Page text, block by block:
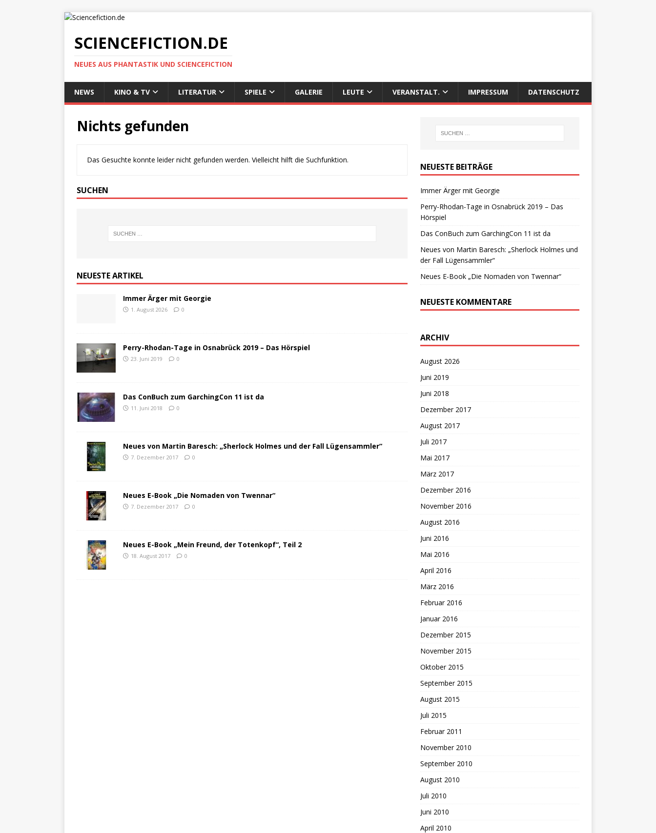
SCIENCEFICTION.DE
NEUES AUS PHANTASTIK UND SCIENCEFICTION
NEWS KINO & TV LITERATUR SPIELE GALERIE LEUTE VERANSTALT. IMPRESSUM DATENSCHUTZ
Nichts gefunden
Das Gesuchte konnte leider nicht gefunden werden. Vielleicht hilft die Suchfunktion.
SUCHEN
NEUESTE ARTIKEL
Immer Ärger mit Georgie
1. August 2026 0
Perry-Rhodan-Tage in Osnabrück 2019 – Das Hörspiel
23. Juni 2019 0
Das ConBuch zum GarchingCon 11 ist da
11. Juni 2018 0
Neues von Martin Baresch: „Sherlock Holmes und der Fall Lügensammler“
7. Dezember 2017 0
Neues E-Book „Die Nomaden von Twennar“
7. Dezember 2017 0
Neues E-Book „Mein Freund, der Totenkopf“, Teil 2
18. August 2017 0
NEUESTE BEITRÄGE
Immer Ärger mit Georgie
Perry-Rhodan-Tage in Osnabrück 2019 – Das
Hörspiel
Das ConBuch zum GarchingCon 11 ist da
Neues von Martin Baresch: „Sherlock Holmes und
der Fall Lügensammler“
Neues E-Book „Die Nomaden von Twennar“
NEUESTE KOMMENTARE
ARCHIV
August 2026
Juni 2019
Juni 2018
Dezember 2017
August 2017
Juli 2017
Mai 2017
März 2017
Dezember 2016
November 2016
August 2016
Juni 2016
Mai 2016
April 2016
März 2016
Februar 2016
Januar 2016
Dezember 2015
November 2015
Oktober 2015
September 2015
August 2015
Juli 2015
Februar 2011
November 2010
September 2010
August 2010
Juli 2010
Juni 2010
April 2010